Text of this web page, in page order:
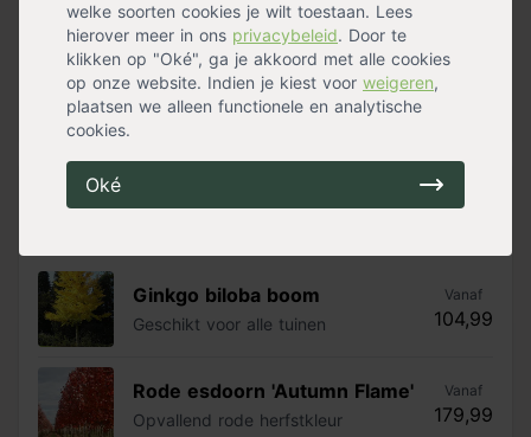
welke soorten cookies je wilt toestaan. Lees
hierover meer in ons privacybeleid. Door te
klikken op "Oké", ga je akkoord met alle cookies
op onze website. Indien je kiest voor weigeren,
plaatsen we alleen functionele en analytische
cookies.
Oké
Japanse sierkers 'Yedoensis'
Een eyecather in je tuin
Bekijk meer bloesembomen »
Populaire bomen
Ginkgo biloba boom
Geschikt voor alle tuinen
Vanaf
104,99
Rode esdoorn 'Autumn Flame'
Opvallend rode herfstkleur
Vanaf
179,99